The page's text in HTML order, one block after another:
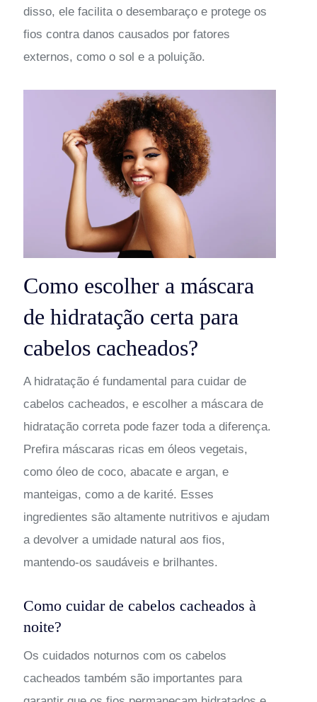
disso, ele facilita o desembaraço e protege os
fios contra danos causados por fatores
externos, como o sol e a poluição.
Como escolher a máscara
de hidratação certa para
cabelos cacheados?
A hidratação é fundamental para cuidar de
cabelos cacheados, e escolher a máscara de
hidratação correta pode fazer toda a diferença.
Prefira máscaras ricas em óleos vegetais,
como óleo de coco, abacate e argan, e
manteigas, como a de karité. Esses
ingredientes são altamente nutritivos e ajudam
a devolver a umidade natural aos fios,
mantendo-os saudáveis e brilhantes.
Como cuidar de cabelos cacheados à
noite?
Os cuidados noturnos com os cabelos
cacheados também são importantes para